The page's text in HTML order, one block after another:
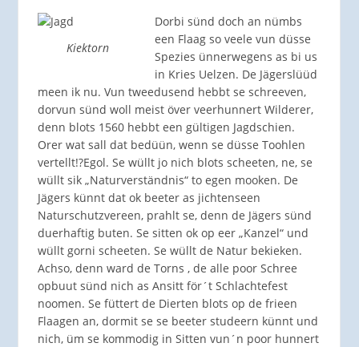
Kiektorn
Dorbi sünd doch an nümbs
een Flaag so veele vun düsse
Spezies ünnerwegens as bi us
in Kries Uelzen. De Jägerslüüd
meen ik nu. Vun tweedusend hebbt se schreeven,
dorvun sünd woll meist över veerhunnert Wilderer,
denn blots 1560 hebbt een gültigen Jagdschien.
Orer wat sall dat bedüün, wenn se düsse Toohlen
vertellt!?Egol. Se wüllt jo nich blots scheeten, ne, se
wüllt sik „Naturverständnis“ to egen mooken. De
Jägers künnt dat ok beeter as jichtenseen
Naturschutzvereen, prahlt se, denn de Jägers sünd
duerhaftig buten. Se sitten ok op eer „Kanzel“ und
wüllt gorni scheeten. Se wüllt de Natur bekieken.
Achso, denn ward de Torns , de alle poor Schree
opbuut sünd nich as Ansitt för´t Schlachtefest
noomen. Se füttert de Dierten blots op de frieen
Flaagen an, dormit se se beeter studeern künnt und
nich, üm se kommodig in Sitten vun´n poor hunnert